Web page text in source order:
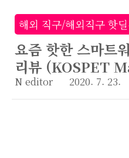
해외 직구/해외직구 핫
요즘 핫한 스마트
리뷰 (KOSPET
N editor 2020. 7. 23.